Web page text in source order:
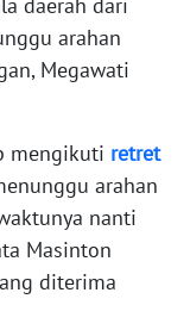
daerah dari
arahan
Megawati
mengikuti retret
arahan
nanti
Masinton
diterima